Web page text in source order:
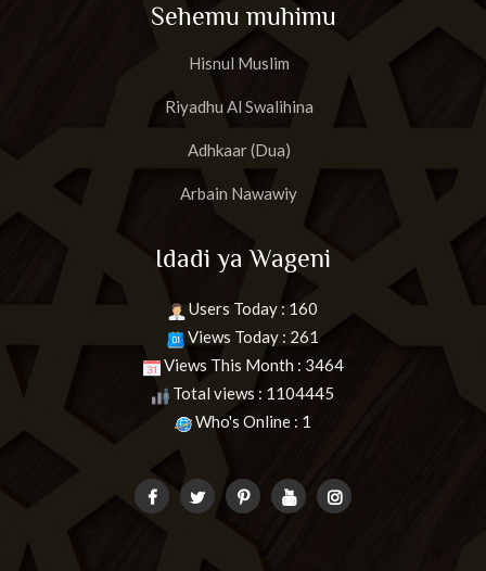
Sehemu muhimu
Hisnul Muslim
Riyadhu Al Swalihina
Adhkaar (Dua)
Arbain Nawawiy
Idadi ya Wageni
Users Today : 160
Views Today : 261
Views This Month : 3464
Total views : 1104445
Who's Online : 1